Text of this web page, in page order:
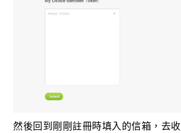
然後回到剛剛註冊時填入的信箱，去收